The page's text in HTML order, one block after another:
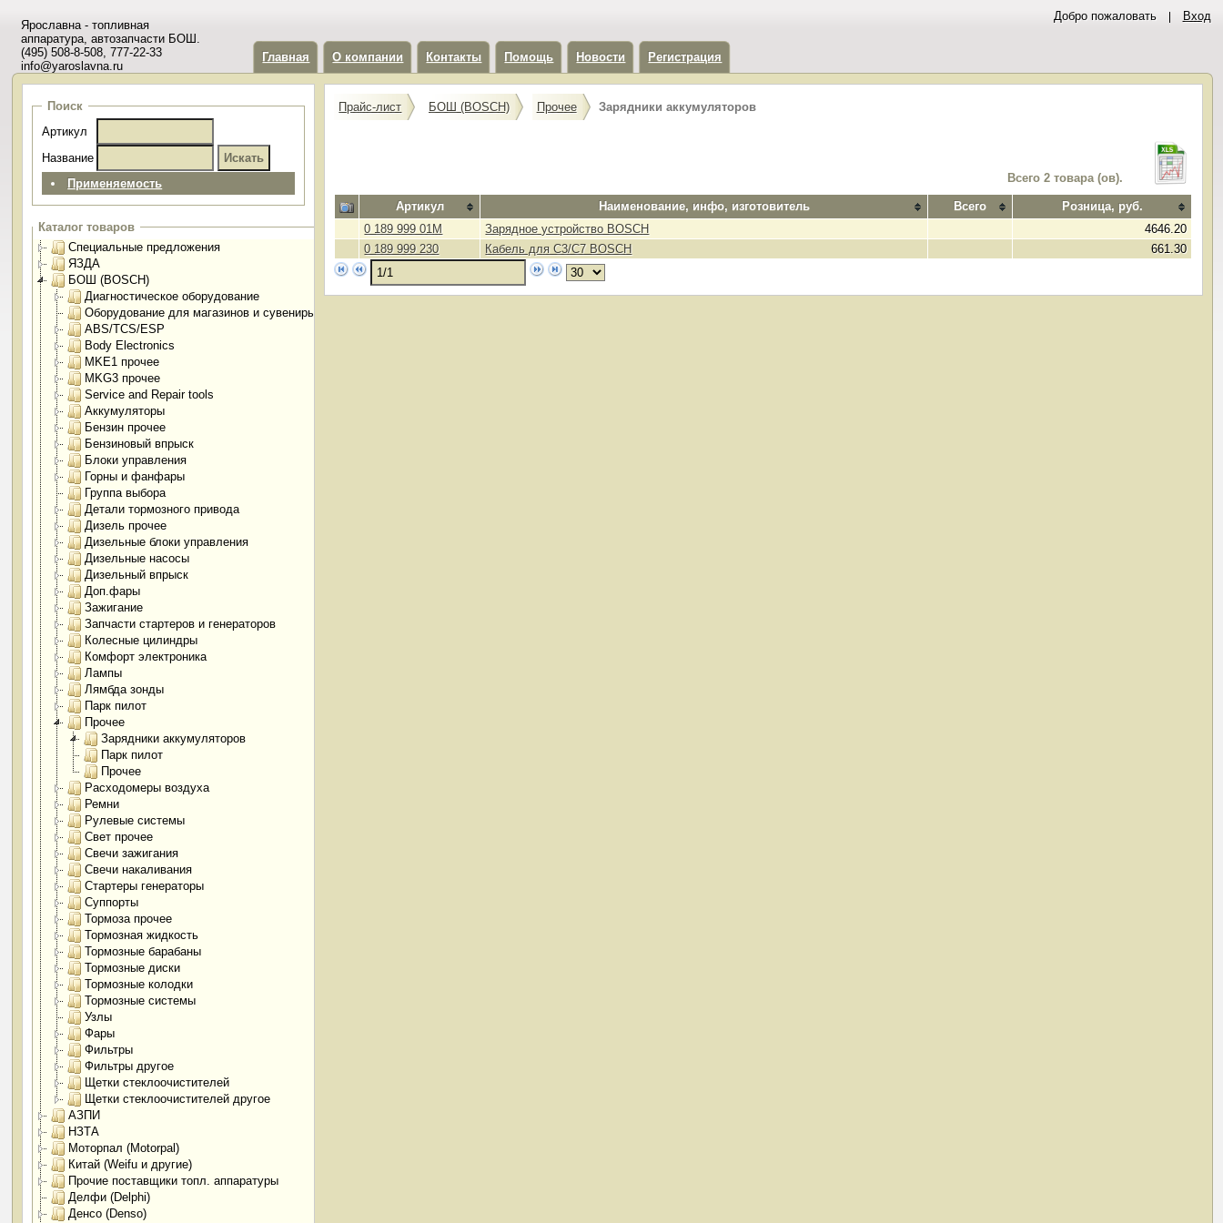
Добро пожаловать Вход
Ярославна - топливная
аппаратура, автозапчасти БОШ.
(495) 508-8-508, 777-22-33
info@yaroslavna.ru
Главная О компании Контакты Помощь Новости Регистрация
Поиск
Артикул
Название
Применяемость
Каталог товаров
Специальные предложения
ЯЗДА
БОШ (BOSCH)
Диагностическое оборудование
Оборудование для магазинов и сувениры
ABS/TCS/ESP
Body Electronics
MKE1 прочее
MKG3 прочее
Service and Repair tools
Аккумуляторы
Бензин прочее
Бензиновый впрыск
Блоки управления
Горны и фанфары
Группа выбора
Детали тормозного привода
Дизель прочее
Дизельные блоки управления
Дизельные насосы
Дизельный впрыск
Доп.фары
Зажигание
Запчасти стартеров и генераторов
Колесные цилиндры
Комфорт электроника
Лампы
Лямбда зонды
Парк пилот
Прочее
Зарядники аккумуляторов
Парк пилот
Прочее
Расходомеры воздуха
Ремни
Рулевые системы
Свет прочее
Свечи зажигания
Свечи накаливания
Стартеры генераторы
Суппорты
Тормоза прочее
Тормозная жидкость
Тормозные барабаны
Тормозные диски
Тормозные колодки
Тормозные системы
Узлы
Фары
Фильтры
Фильтры другое
Щетки стеклоочистителей
Щетки стеклоочистителей другое
АЗПИ
НЗТА
Моторпал (Motorpal)
Китай (Weifu и другие)
Прочие поставщики топл. аппаратуры
Делфи (Delphi)
Денсо (Denso)
Прайс-лист БОШ (BOSCH) Прочее Зарядники аккумуляторов
Всего 2 товара (ов).
Артикул Наименование, инфо, изготовитель Всего
Розница, руб.
0 189 999 01M
Зарядное устройство BOSCH
4646.20
0 189 999 230
Кабель для C3/C7 BOSCH 661.30